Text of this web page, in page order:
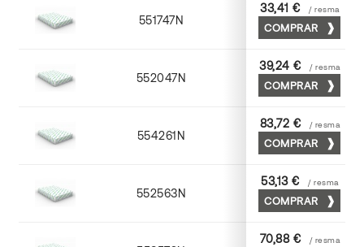
551747N 45 x 64
33,41 € / resma
COMPRAR
552047N 45 x 64
39,24 € / resma
COMPRAR
554261N 63 x 88
83,72 € / resma
COMPRAR
552563N 63 x 88
53,13 € / resma
COMPRAR
70,88 € / resma